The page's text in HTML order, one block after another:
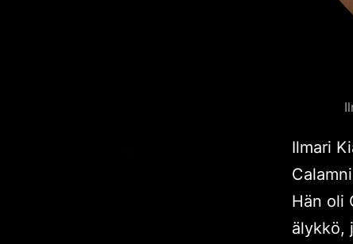
Ilmari
Hän oli
älykkö,